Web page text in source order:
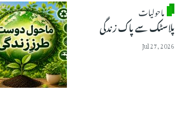
ماحولیات
پلاسٹک سے پاک زندگی
Jul 27, 2026